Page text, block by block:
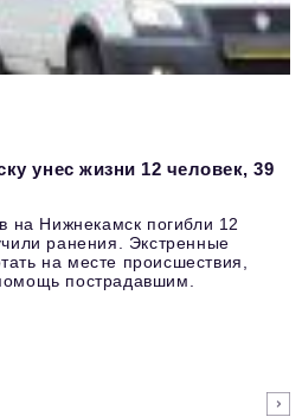
унес жизни 12 человек, 39
на Нижнекамск погибли 12
ранения. Экстренные
на месте происшествия,
пострадавшим.